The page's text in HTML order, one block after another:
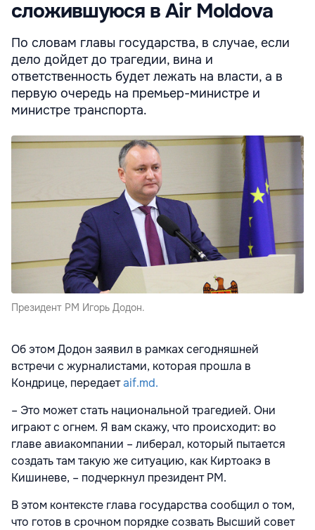
сложившуюся в Air Moldova
По словам главы государства, в случае, если
дело дойдет до трагедии, вина и
ответственность будет лежать на власти, а в
первую очередь на премьер-министре и
министре транспорта.
Президент РМ Игорь Додон.
Об этом Додон заявил в рамках сегодняшней
встречи с журналистами, которая прошла в
Кондрице, передаетaif.md.
– Это может стать национальной трагедией. Они
играют с огнем. Я вам скажу, что происходит: во
главе авиакомпании – либерал, который пытается
создать там такую же ситуацию, как Киртоакэ в
Кишиневе, – подчеркнул президент РМ.
В этом контексте глава государства сообщил о том,
что готов в срочном порядке созвать Высший совет